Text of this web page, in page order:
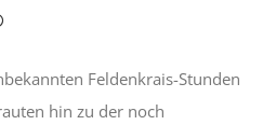
Feldenkrais-Stunden
hin zu der noch